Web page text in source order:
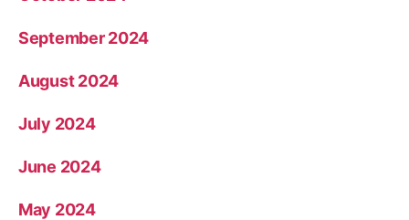
September 2024
August 2024
July 2024
June 2024
May 2024